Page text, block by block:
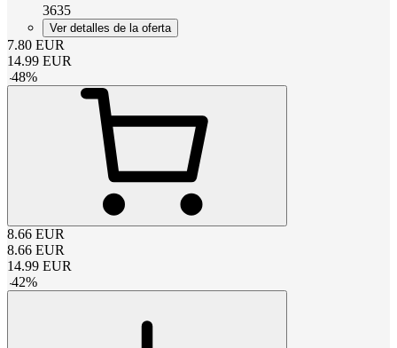
3635
Ver detalles de la oferta
7.80 EUR
14.99 EUR
-48%
8.66 EUR
8.66 EUR
14.99 EUR
-42%